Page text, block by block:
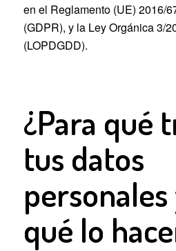
en el Reglamento (UE) 2016/
(GDPR), y la Ley Orgánica 3/
(LOPDGDD).
¿Para qué
tus datos
qué lo